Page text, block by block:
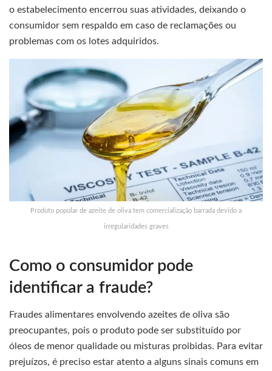
o estabelecimento encerrou suas atividades, deixando o
consumidor sem respaldo em caso de reclamações ou
problemas com os lotes adquiridos.
Produto popular de azeite de oliva tem comercialização barrada devido a
irregularidades graves
Como o consumidor pode
identificar a fraude?
Fraudes alimentares envolvendo azeites de oliva são
preocupantes, pois o produto pode ser substituído por
óleos de menor qualidade ou misturas proibidas. Para evitar
prejuízos, é preciso estar atento a alguns sinais comuns em